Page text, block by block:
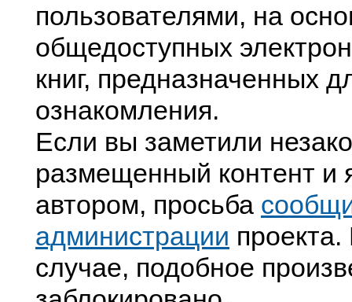
пользователями, на
общедоступных
книг, предназначенных
ознакомления.
Если вы заметили
размещенный контент и
автором, просьба
администрации
случае, подобное